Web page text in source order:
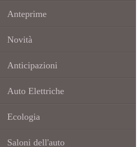
Anteprime
Novità
Anticipazioni
Auto Elettriche
Ecologia
Saloni dell'auto